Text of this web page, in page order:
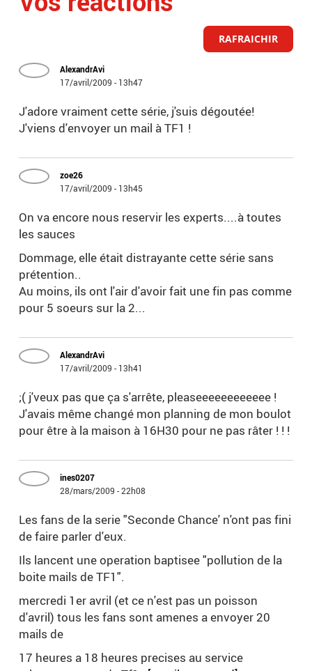
RAFRAICHIR
AlexandrAvi
17/avril/2009 - 13h47
J'adore vraiment cette série, j'suis dégoutée!
J'viens d'envoyer un mail à TF1 !
zoe26
17/avril/2009 - 13h45
On va encore nous reservir les experts....à toutes
les sauces
Dommage, elle était distrayante cette série sans
prétention..
Au moins, ils ont l'air d'avoir fait une fin pas comme
pour 5 soeurs sur la 2...
AlexandrAvi
17/avril/2009 - 13h41
;( j'veux pas que ça s'arrête, pleaseeeeeeeeeeee !
J'avais même changé mon planning de mon boulot
pour être à la maison à 16H30 pour ne pas râter ! ! !
ines0207
28/mars/2009 - 22h08
Les fans de la serie "Seconde Chance' n'ont pas fini
de faire parler d'eux.
Ils lancent une operation baptisee "pollution de la
boite mails de TF1".
mercredi 1er avril (et ce n'est pas un poisson
d'avril) tous les fans sont amenes a envoyer 20
mails de
17 heures a 18 heures precises au service